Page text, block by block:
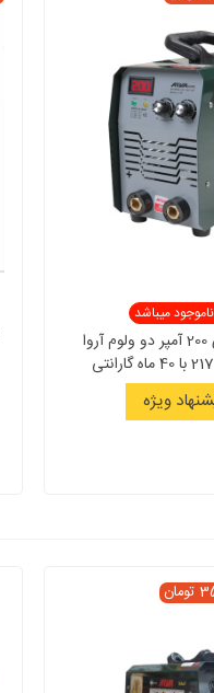
میباشد
اینورتر جوشکاری 200 آمپر دو ولوم آروا
ویژه